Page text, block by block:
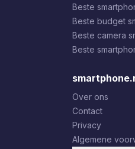
Beste
Beste budget
Beste camera
Beste
Over ons
Contact
Privacy
Algemene